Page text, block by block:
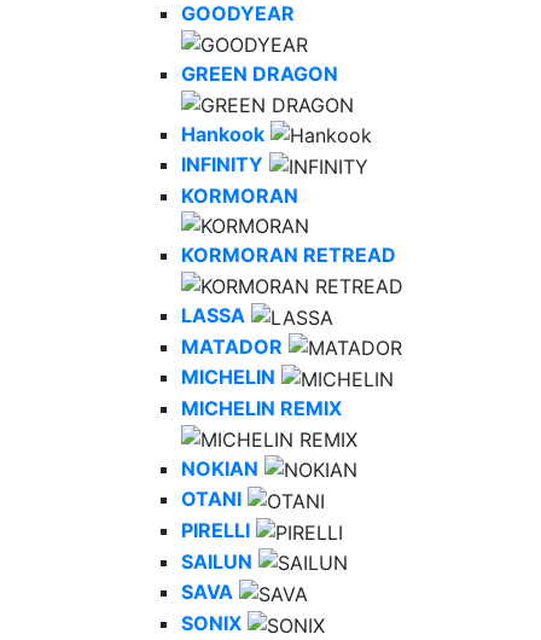
GOODYEAR
GREEN DRAGON
Hankook
INFINITY
KORMORAN
KORMORAN RETREAD
LASSA
MATADOR
MICHELIN
MICHELIN REMIX
NOKIAN
OTANI
PIRELLI
SAILUN
SAVA
SONIX